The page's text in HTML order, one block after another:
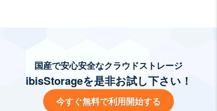
国産で安心安全なクラウドストレージ
ibisStorageを是非お試し下さい！
今すぐ無料で利用開始する